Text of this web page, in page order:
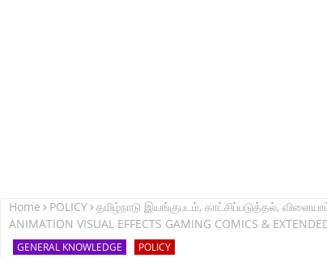
Home POLICY தமிழ்நாடு இயங்குபடம், காட்சிப்படுத்தல்,
ANIMATION VISUAL EFFECTS GAMING COMICS &
GENERAL KNOWLEDGE POLICY